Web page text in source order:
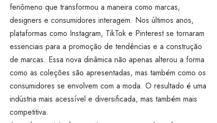
fenômeno que transformou a maneira como marcas,
designers e consumidores interagem. Nos últimos anos,
plataformas como Instagram, TikTok e Pinterest se tornaram
essenciais para a promoção de tendências e a construção
de marcas. Essa nova dinâmica não apenas alterou a forma
como as coleções são apresentadas, mas também como os
consumidores se envolvem com a moda. O resultado é uma
indústria mais acessível e diversificada, mas também mais
competitiva.